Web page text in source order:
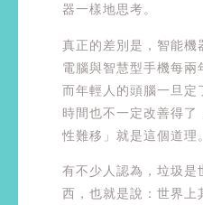
器一樣地思考。
真正的差別是，智能機
電腦與智慧型手機每兩
而年輕人的頭腦一旦定
時間也不一定改善得了
性難移」就是這個道理。
有不少人認為，垃圾是
西，也就是說：世界上